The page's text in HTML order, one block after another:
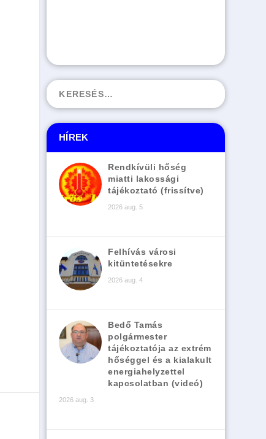
HÍREK
Rendkívüli hőség
miatti lakossági
tájékoztató (frissítve)
2026 aug. 5
Felhívás városi
kitüntetésekre
2026 aug. 4
Bedő Tamás
polgármester
tájékoztatója az extrém
hőséggel és a kialakult
energiahelyzettel
kapcsolatban (videó)
2026 aug. 3